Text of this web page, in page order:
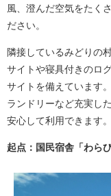
風、澄んだ空気をたく
ださい。
隣接しているみどりの
サイトや寝具付きのロ
サイトを備えています
ランドリーなど充実し
安心して利用できます。
起点：国民宿舎「わ